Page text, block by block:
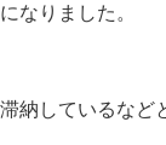
なりました。
納しているなど